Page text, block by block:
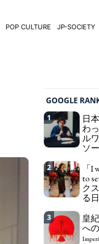
POP CULTURE JP-SOCIETY
GOOGLE
1
日
わ
ル
ソ
in
or
2
「I
to
ク
る
die to
is
self-
3
皇
へ